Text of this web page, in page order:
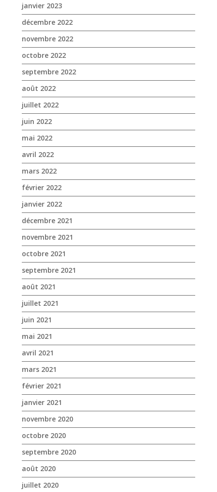
septembre 2022
août 2022
juillet 2022
juin 2022
mai 2022
avril 2022
mars 2022
février 2022
janvier 2022
décembre 2021
novembre 2021
octobre 2021
septembre 2021
août 2021
juillet 2021
juin 2021
mai 2021
avril 2021
mars 2021
février 2021
janvier 2021
novembre 2020
octobre 2020
septembre 2020
août 2020
juillet 2020
juin 2020
mai 2020
avril 2020